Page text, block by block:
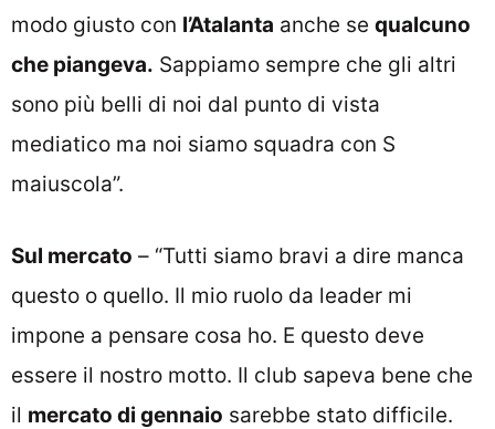
modo giusto con l’Atalanta anche se qualcuno
che piangeva. Sappiamo sempre che gli altri
sono più belli di noi dal punto di vista
mediatico ma noi siamo squadra con S
maiuscola”.
Sul mercato – “Tutti siamo bravi a dire manca
questo o quello. Il mio ruolo da leader mi
impone a pensare cosa ho. E questo deve
essere il nostro motto. Il club sapeva bene che
il mercato di gennaio sarebbe stato difficile.